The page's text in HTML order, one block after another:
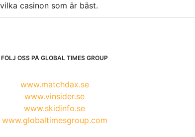
casinon som är bäst.
FÖLJ OSS PÅ GLOBAL TIMES GROUP
www.matchdax.se
www.vinsider.se
www.skidinfo.se
www.globaltimesgroup.com